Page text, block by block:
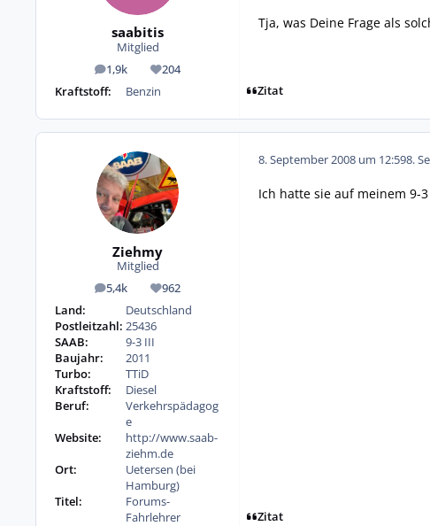
saabitis
Mitglied
1,9k
Beiträge 204
Reputation
Kraftstoff:
Benzin
Tja, was Deine Frage als
Zitat
Ziehmy
Mitglied
5,4k
Beiträge 962
Reputation
Land:
Deutschland
Postleitzahl: 25436
SAAB:
9-3 III
Baujahr:
2011
Turbo:
TTiD
Kraftstoff:
Diesel
Beruf:
Verkehrspädagog
e
Website:
http://www.saab-
ziehm.de
Ort:
Uetersen (bei
Hamburg)
Titel:
Forums-
Fahrlehrer
8. September 2008 um 12:598.
Ich hatte sie auf meinem 9-
Zitat